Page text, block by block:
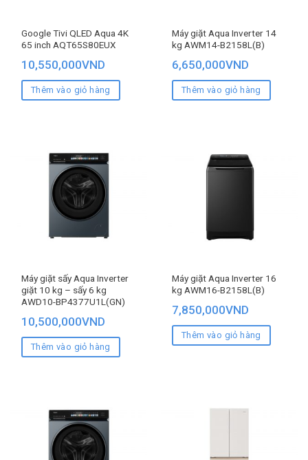
Google Tivi QLED Aqua 4K
65 inch AQT65S80EUX
10,550,000VND
Thêm vào giỏ hàng
Máy giặt Aqua Inverter 14
kg AWM14-B2158L(B)
6,650,000VND
Thêm vào giỏ hàng
Máy giặt sấy Aqua Inverter
giặt 10 kg – sấy 6 kg
AWD10-BP4377U1L(GN)
10,500,000VND
Thêm vào giỏ hàng
Máy giặt Aqua Inverter 16
kg AWM16-B2158L(B)
7,850,000VND
Thêm vào giỏ hàng